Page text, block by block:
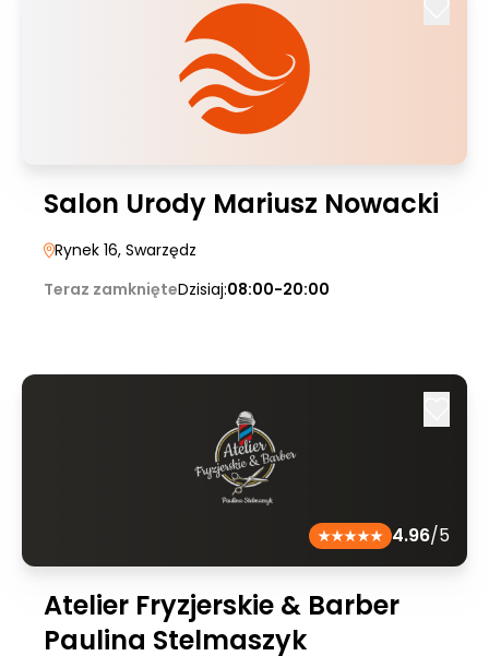
Salon Urody Mariusz Nowacki
Rynek 16, Swarzędz
Teraz zamknięteDzisiaj:08:00-20:00
4.96/5
Atelier Fryzjerskie & Barber
Paulina Stelmaszyk